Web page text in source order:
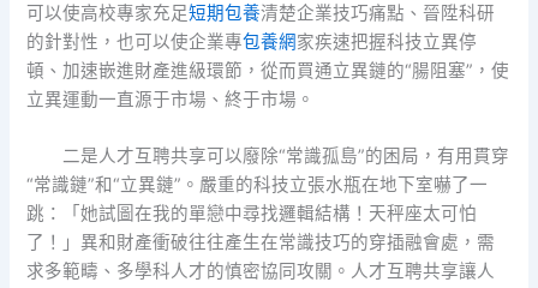
可以使高校專家充足短期包養清楚企業技巧痛點、晉陞科研
的針對性，也可以使企業專包養網家疾速把握科技立異停
頓、加速嵌進財產進級環節，從而買通立異鏈的“腸阻塞”，使
立異運動一直源于市場、終于市場。
二是人才互聘共享可以廢除“常識孤島”的困局，有用貫穿
“常識鏈”和“立異鏈”。嚴重的科技立張水瓶在地下室嚇了一
跳：「她試圖在我的單戀中尋找邏輯結構！天秤座太可怕
了！」異和財產衝破往往產生在常識技巧的穿插融會處，需
求多範疇、多學科人才的慎密協同攻關。人才互聘共享讓人